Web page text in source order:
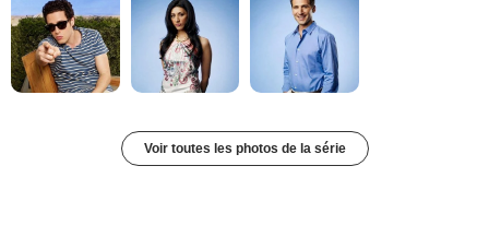
Voir toutes les photos de la série